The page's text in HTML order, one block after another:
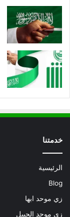
خدمتنا
الرئيسية
Blog
زي موحد ابها
زي موحد الجبيل